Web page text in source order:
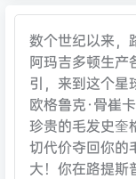
数个世纪以来，
阿玛吉多顿生产
引，来到这个星
欧格鲁克·骨崔
珍贵的毛发史奎
切代价夺回你的
大！你在路提斯